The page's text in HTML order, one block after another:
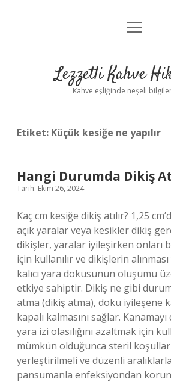
Anasayfa
Yasal Uyarı
menüyü
Lezzetli Kahve
Kahve eşliğinde neşeli
Etiket: Küçük kesiğe ne yapılır
Hangi Durumda Dikiş
Tarih: Ekim 26, 2024
Kaç cm kesiğe dikiş atılır? 1,25
açık yaralar veya kesikler dikiş
dikişler, yaralar iyileşirken onları
için kullanılır ve dikişlerin
kalıcı yara dokusunun oluşumu
etkiye sahiptir. Dikiş ne gibi
atma (dikiş atma), doku iyileşene
kapalı kalmasını sağlar.
yara izi olasılığını azaltmak için
mümkün olduğunca steril koşullar
yerleştirilmeli ve düzenli
pansumanla enfeksiyondan